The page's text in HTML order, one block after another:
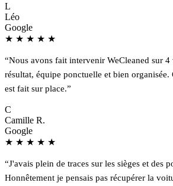
L
Léo
Google
★ ★ ★ ★ ★
“Nous avons fait intervenir WeCleaned sur 4
résultat, équipe ponctuelle et bien organisée.
est fait sur place.”
C
Camille R.
Google
★ ★ ★ ★ ★
“J'avais plein de traces sur les sièges et des
Honnêtement je pensais pas récupérer la